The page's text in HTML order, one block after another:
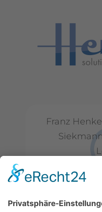
Franz